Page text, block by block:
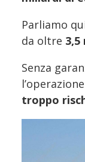
Parliamo
da oltre
Senza
troppo